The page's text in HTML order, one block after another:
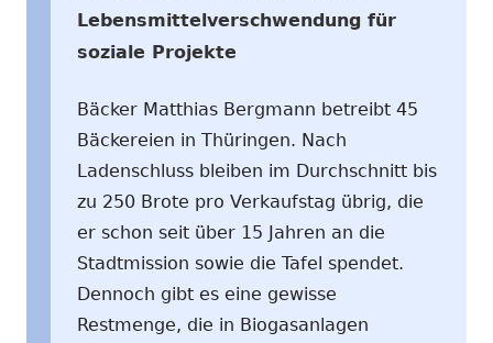
Lebensmittelverschwendung für
soziale Projekte
Bäcker Matthias Bergmann betreibt 45
Bäckereien in Thüringen. Nach
Ladenschluss bleiben im Durchschnitt bis
zu 250 Brote pro Verkaufstag übrig, die
er schon seit über 15 Jahren an die
Stadtmission sowie die Tafel spendet.
Dennoch gibt es eine gewisse
Restmenge, die in Biogasanlagen